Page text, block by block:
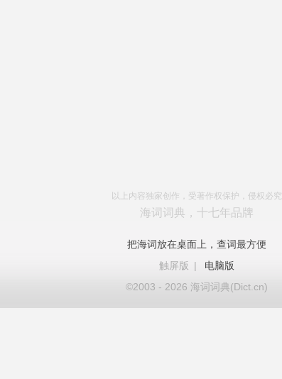
以上内容独家创作，受著作权保护，侵权必究
海词词典，十七年品牌
把海词放在桌面上，查词最方便
触屏版
|
电脑版
©2003 - 2026 海词词典(Dict.cn)